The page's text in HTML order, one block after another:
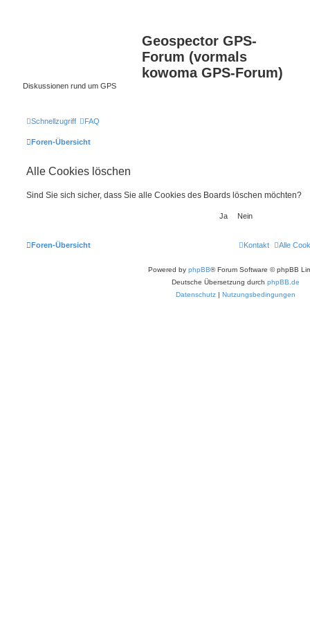
Geospector GPS-
Forum (vormals
kowoma GPS-Forum)
Diskussionen rund um GPS
Schnellzugriff FAQ
Foren-Übersicht
Alle Cookies löschen
Sind Sie sich sicher, dass Sie alle Cookies des Boards löschen möchten?
Foren-Übersicht Alle
Kontakt
Powered by phpBB® Forum Software © phpBB
Deutsche Übersetzung durch phpBB.de
Datenschutz | Nutzungsbedingungen